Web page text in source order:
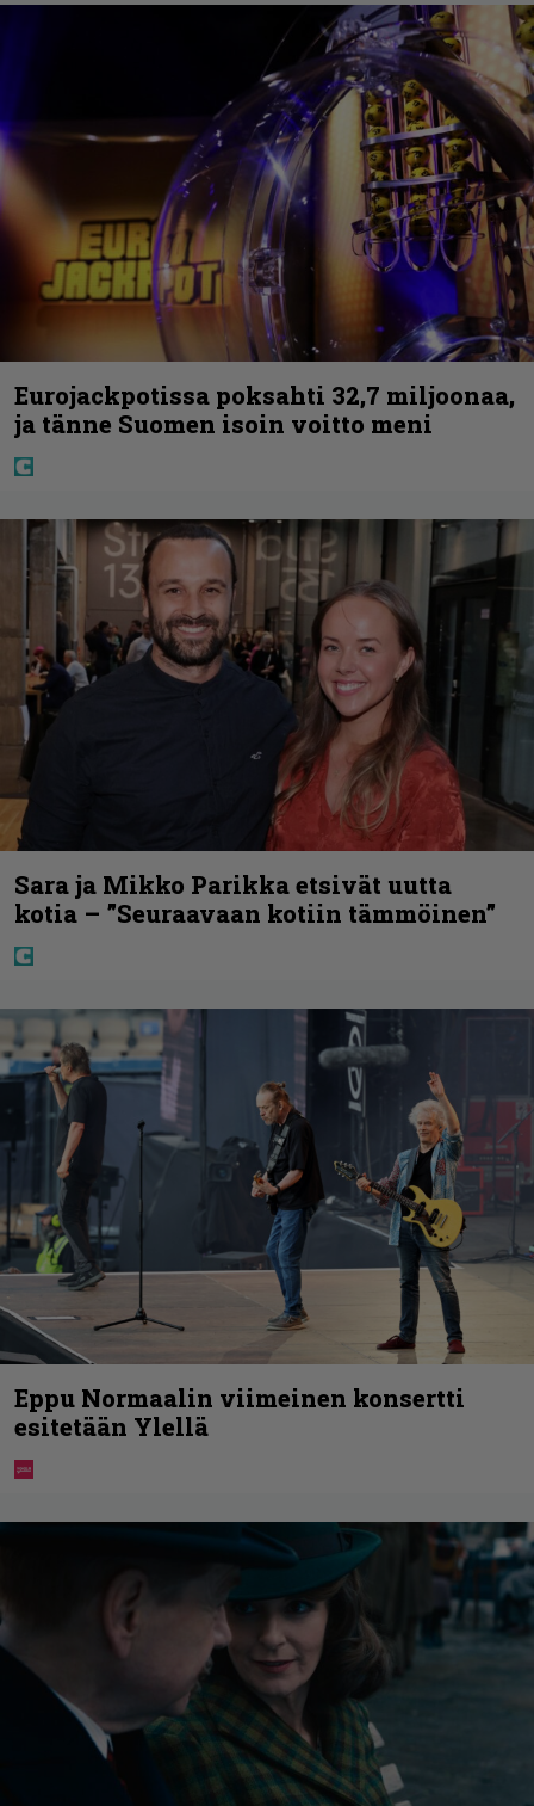
Eurojackpotissa poksahti 32,7 miljoonaa,
ja tänne Suomen isoin voitto meni
Sara ja Mikko Parikka etsivät uutta
kotia – ”Seuraavaan kotiin tämmöinen”
Eppu Normaalin viimeinen konsertti
esitetään Ylellä